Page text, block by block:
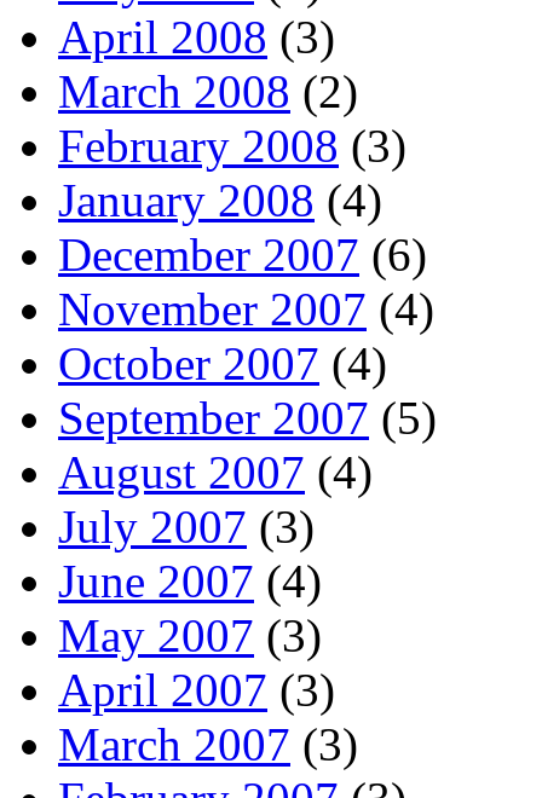
April 2008 (3)
March 2008 (2)
February 2008 (3)
January 2008 (4)
December 2007 (6)
November 2007 (4)
October 2007 (4)
September 2007 (5)
August 2007 (4)
July 2007 (3)
June 2007 (4)
May 2007 (3)
April 2007 (3)
March 2007 (3)